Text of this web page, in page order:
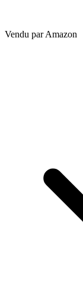
Vendu parAmazon